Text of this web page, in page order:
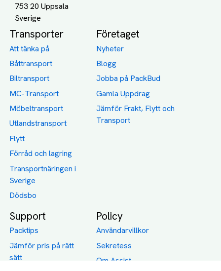
753 20 Uppsala
Transporter
Att tänka på
Båttransport
Biltransport
MC-Transport
Möbeltransport
Utlandstransport
Flytt
Förråd och lagring
Transportnäringen i
Sverige
Dödsbo
Företaget
Nyheter
Blogg
Jobba på PackBud
Gamla Uppdrag
Jämför Frakt, Flytt och
Transport
Support
Packtips
Jämför pris på rätt
sätt
Policy
Användarvillkor
Sekretess
Om Assist